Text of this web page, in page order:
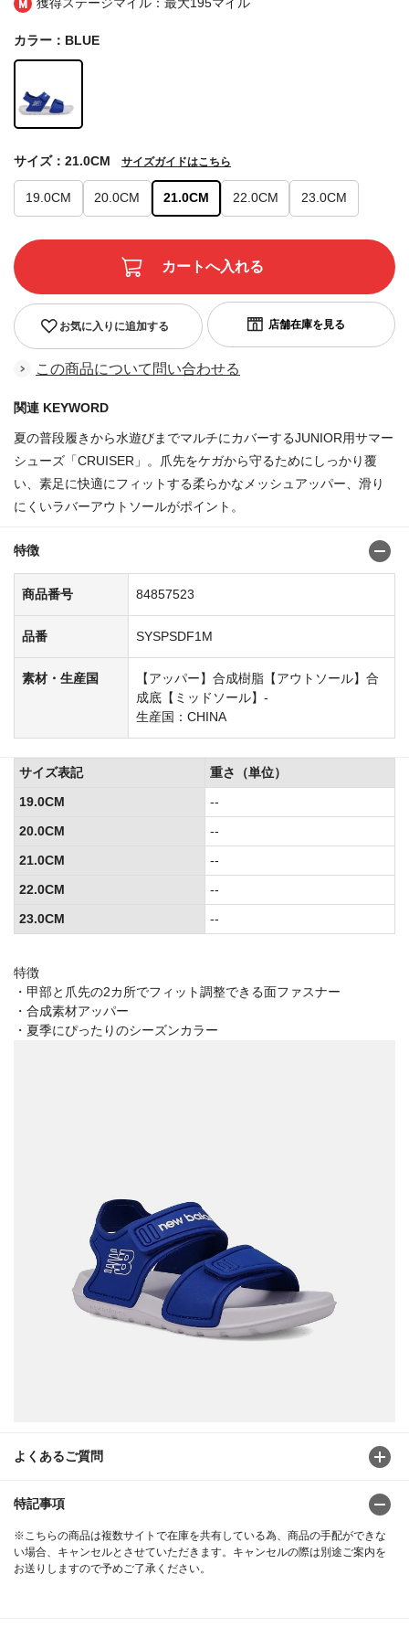
カラー：BLUE
19.0CM 20.0CM 21.0CM 22.0CM 23.0CM
サイズ：21.0CM サイズガイドはこちら
お気に入りに追加する
この商品について問い合わせる
関連 KEYWORD
夏の普段履きから水遊びまでマルチにカバーするJUNIOR用サマー
シューズ「CRUISER」。爪先をケガから守るためにしっかり覆
い、素足に快適にフィットする柔らかなメッシュアッパー、滑り
にくいラバーアウトソールがポイント。
特徴
商品番号 84857523
品番 SYSPSDF1M
素材・生産国
【アッパー】合成樹脂【アウトソール】合
成底【ミッドソール】-
生産国：CHINA
特徴
・甲部と爪先の2カ所でフィット調整できる面ファスナー
・合成素材アッパー
・夏季にぴったりのシーズンカラー
よくあるご質問
特記事項
※こちらの商品は複数サイトで在庫を共有している為、商品の手配ができな
い場合、キャンセルとさせていただきます。キャンセルの際は別途ご案内を
お送りしますので予めご了承ください。
サイズ表記
重さ（単位）
19.0CM
--
20.0CM
--
21.0CM
--
22.0CM
--
23.0CM
--